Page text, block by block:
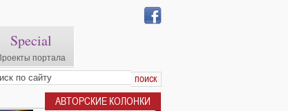
Special
портала
АВТОРСКИЕ КОЛОНКИ